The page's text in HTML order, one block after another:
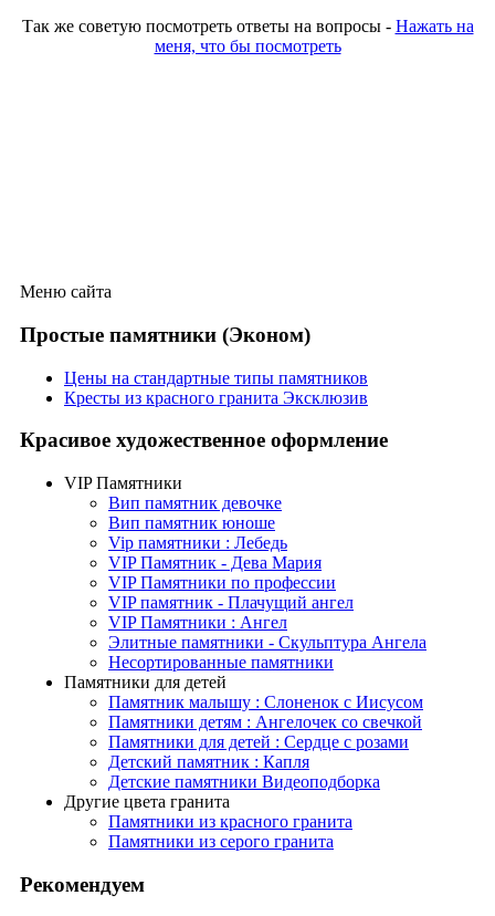
Так же советую посмотреть ответы на вопросы - Нажать на
меня, что бы посмотреть
Меню сайта
Простые памятники (Эконом)
Цены на стандартные типы памятников
Кресты из красного гранита Эксклюзив
Красивое художественное оформление
VIP Памятники
Вип памятник девочке
Вип памятник юноше
Vip памятники : Лебедь
VIP Памятник - Дева Мария
VIP Памятники по профессии
VIP памятник - Плачущий ангел
VIP Памятники : Ангел
Элитные памятники - Скульптура Ангела
Несортированные памятники
Памятники для детей
Памятник малышу : Слоненок с Иисусом
Памятники детям : Ангелочек со свечкой
Памятники для детей : Сердце с розами
Детский памятник : Капля
Детские памятники Видеоподборка
Другие цвета гранита
Памятники из красного гранита
Памятники из серого гранита
Рекомендуем